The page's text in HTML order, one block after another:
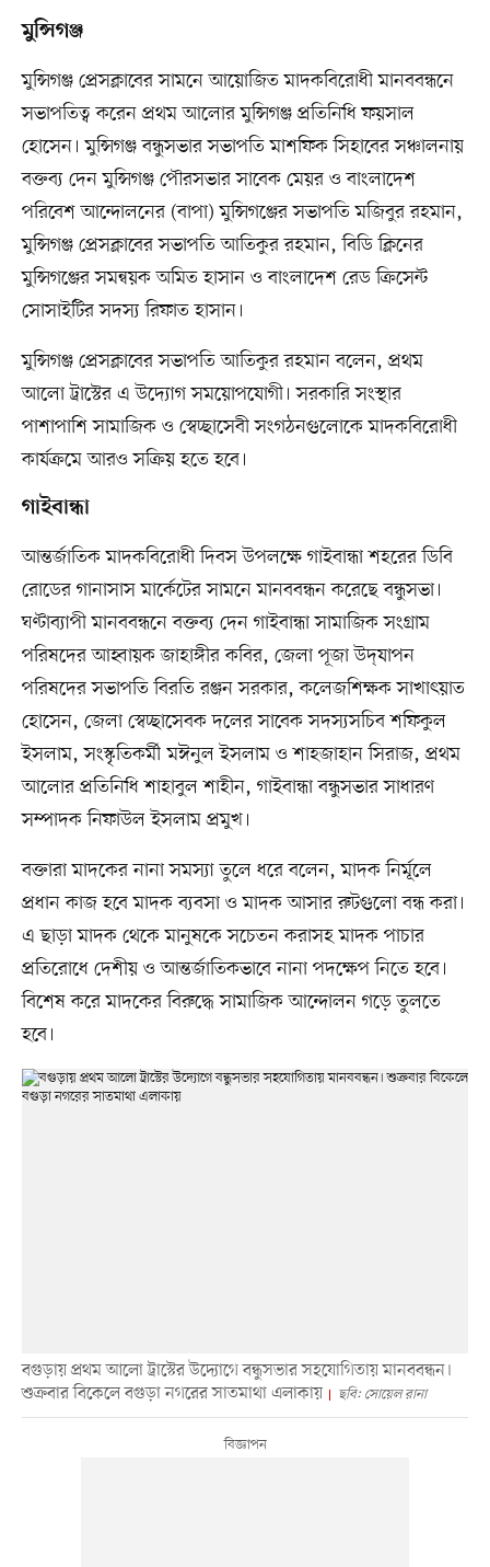
মুন্সিগঞ্জ
মুন্সিগঞ্জ প্রেসক্লাবের সামনে আয়োজিত মাদকবিরোধী মানববন্ধনে
সভাপতিত্ব করেন প্রথম আলোর মুন্সিগঞ্জ প্রতিনিধি ফয়সাল
হোসেন। মুন্সিগঞ্জ বন্ধুসভার সভাপতি মাশফিক সিহাবের সঞ্চালনায়
বক্তব্য দেন মুন্সিগঞ্জ পৌরসভার সাবেক মেয়র ও বাংলাদেশ
পরিবেশ আন্দোলনের (বাপা) মুন্সিগঞ্জের সভাপতি মজিবুর রহমান,
মুন্সিগঞ্জ প্রেসক্লাবের সভাপতি আতিকুর রহমান, বিডি ক্লিনের
মুন্সিগঞ্জের সমন্বয়ক অমিত হাসান ও বাংলাদেশ রেড ক্রিসেন্ট
সোসাইটির সদস্য রিফাত হাসান।
মুন্সিগঞ্জ প্রেসক্লাবের সভাপতি আতিকুর রহমান বলেন, প্রথম
আলো ট্রাস্টের এ উদ্যোগ সময়োপযোগী। সরকারি সংস্থার
পাশাপাশি সামাজিক ও স্বেচ্ছাসেবী সংগঠনগুলোকে মাদকবিরোধী
কার্যক্রমে আরও সক্রিয় হতে হবে।
গাইবান্ধা
আন্তর্জাতিক মাদকবিরোধী দিবস উপলক্ষে গাইবান্ধা শহরের ডিবি
রোডের গানাসাস মার্কেটের সামনে মানববন্ধন করেছে বন্ধুসভা।
ঘণ্টাব্যাপী মানববন্ধনে বক্তব্য দেন গাইবান্ধা সামাজিক সংগ্রাম
পরিষদের আহ্বায়ক জাহাঙ্গীর কবির, জেলা পূজা উদ্‌যাপন
পরিষদের সভাপতি বিরতি রঞ্জন সরকার, কলেজশিক্ষক সাখাৎয়াত
হোসেন, জেলা স্বেচ্ছাসেবক দলের সাবেক সদস্যসচিব শফিকুল
ইসলাম, সংস্কৃতিকর্মী মঈনুল ইসলাম ও শাহজাহান সিরাজ, প্রথম
আলোর প্রতিনিধি শাহাবুল শাহীন, গাইবান্ধা বন্ধুসভার সাধারণ
সম্পাদক নিফাউল ইসলাম প্রমুখ।
বক্তারা মাদকের নানা সমস্যা তুলে ধরে বলেন, মাদক নির্মূলে
প্রধান কাজ হবে মাদক ব্যবসা ও মাদক আসার রুটগুলো বন্ধ করা।
এ ছাড়া মাদক থেকে মানুষকে সচেতন করাসহ মাদক পাচার
প্রতিরোধে দেশীয় ও আন্তর্জাতিকভাবে নানা পদক্ষেপ নিতে হবে।
বিশেষ করে মাদকের বিরুদ্ধে সামাজিক আন্দোলন গড়ে তুলতে
হবে।
বগুড়ায় প্রথম আলো ট্রাস্টের উদ্যোগে বন্ধুসভার সহযোগিতায় মানববন্ধন।
শুক্রবার বিকেলে বগুড়া নগরের সাতমাথা এলাকায়
ছবি: সোয়েল রানা